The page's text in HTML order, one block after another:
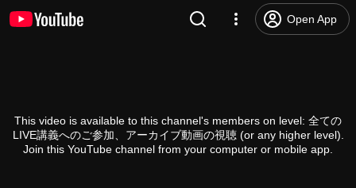
Open App
This video is available to this channel's members on level: 全ての
LIVE講義へのご参加、アーカイブ動画の視聴 (or any higher level).
Join this YouTube channel from your computer or mobile app.